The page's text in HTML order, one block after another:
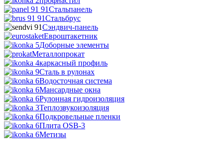
Стальпанель
Стальбрус
Сэндвич-панель
Евроштакетник
Доборные элементы
Металлопрокат
каркасный профиль
Сталь в рулонах
Водосточная система
Мансардные окна
Рулонная гидроизоляция
Теплозвукоизоляция
Подкровельные пленки
Плита OSB-3
Метизы